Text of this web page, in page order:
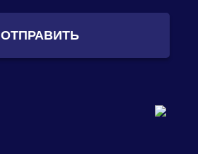
ОТПРАВИТЬ